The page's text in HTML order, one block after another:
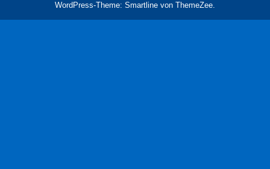
WordPress-Theme: Smartline von ThemeZee.